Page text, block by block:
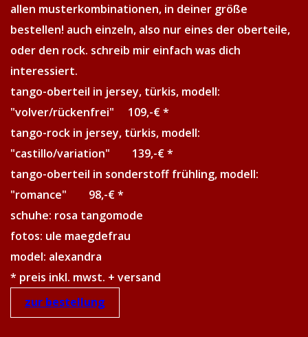
allen musterkombinationen, in deiner größe
bestellen! auch einzeln, also nur eines der oberteile,
oder den rock. schreib mir einfach was dich
interessiert.
tango-oberteil in jersey, türkis, modell:
"volver/rückenfrei" 109,-€ *
tango-rock in jersey, türkis, modell:
"castillo/variation" 139,-€ *
tango-oberteil in sonderstoff frühling, modell:
"romance" 98,-€ *
schuhe: rosa tangomode
fotos: ule maegdefrau
model: alexandra
* preis inkl. mwst. + versand
zur bestellung